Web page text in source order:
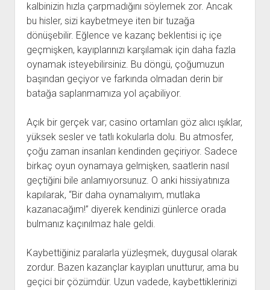
kalbinizin hızla çarpmadığını söylemek zor. Ancak
bu hisler, sizi kaybetmeye iten bir tuzağa
dönüşebilir. Eğlence ve kazanç beklentisi iç içe
geçmişken, kayıplarınızı karşılamak için daha fazla
oynamak isteyebilirsiniz. Bu döngü, çoğumuzun
başından geçiyor ve farkında olmadan derin bir
batağa saplanmamıza yol açabiliyor.
Açık bir gerçek var; casino ortamları göz alıcı ışıklar,
yüksek sesler ve tatlı kokularla dolu. Bu atmosfer,
çoğu zaman insanları kendinden geçiriyor. Sadece
birkaç oyun oynamaya gelmişken, saatlerin nasıl
geçtiğini bile anlamıyorsunuz. O anki hissiyatınıza
kapılarak, “Bir daha oynamalıyım, mutlaka
kazanacağım!” diyerek kendinizi günlerce orada
bulmanız kaçınılmaz hale geldi.
Kaybettiğiniz paralarla yüzleşmek, duygusal olarak
zordur. Bazen kazançlar kayıpları unutturur, ama bu
geçici bir çözümdür. Uzun vadede, kaybettiklerinizi